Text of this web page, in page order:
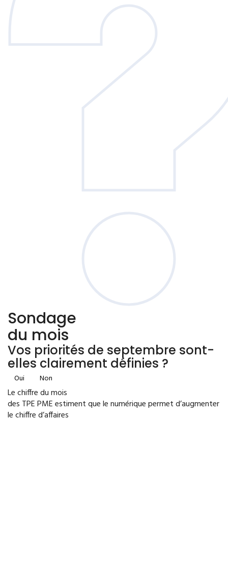
Sondage
du mois
Vos priorités de septembre sont-
elles clairement définies ?
Oui Non
Le chiffre du mois
des TPE PME estiment que le numérique permet d’augmenter
le chiffre d’affaires